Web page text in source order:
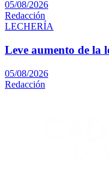
05/08/2026
Redacción
LECHERÍA
Leve aumento de la
05/08/2026
Redacción